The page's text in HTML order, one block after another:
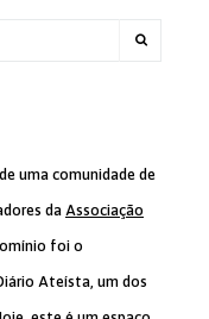
uma comunidade de
daAssociação
foi o
Ateísta, um dos